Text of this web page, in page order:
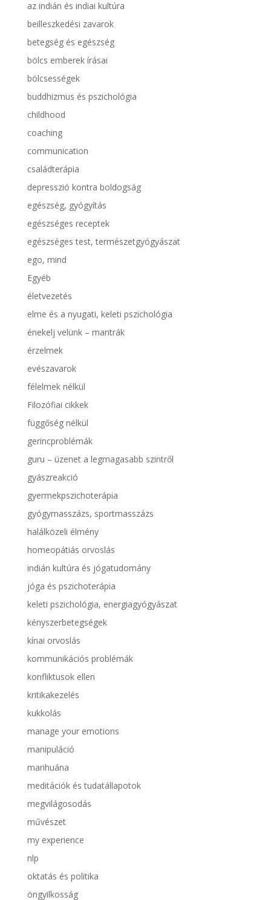
az indián és indiai kultúra
beilleszkedési zavarok
betegség és egészség
bölcs emberek írásai
bölcsességek
buddhizmus és pszichológia
childhood
coaching
communication
családterápia
depresszió kontra boldogság
egészség, gyógyítás
egészséges receptek
egészséges test, természetgyógyászat
ego, mind
Egyéb
életvezetés
elme és a nyugati, keleti pszichológia
énekelj velünk – mantrák
érzelmek
evészavarok
félelmek nélkül
Filozófiai cikkek
függőség nélkül
gerincproblémák
guru – üzenet a legmagasabb szintről
gyászreakció
gyermekpszichoterápia
gyógymasszázs, sportmasszázs
halálközeli élmény
homeopátiás orvoslás
indián kultúra és jógatudomány
jóga és pszichoterápia
keleti pszichológia, energiagyógyászat
kényszerbetegségek
kínai orvoslás
kommunikációs problémák
konfliktusok ellen
kritikakezelés
kukkolás
manage your emotions
manipuláció
marihuána
meditációk és tudatállapotok
megvilágosodás
művészet
my experience
nlp
oktatás és politika
öngyilkosság